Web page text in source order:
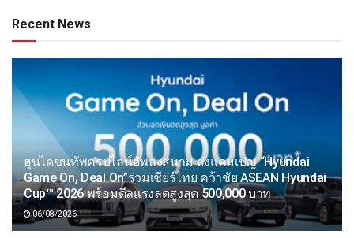
Recent News
ฮุนไดขนทัพครบไลน์อัพลงสนาม ส่งแคมเปญ “Hyundai
Game On, Deal On”ร่วมเชียร์ไทย คว้าชัย ASEAN Hyundai
Cup™ 2026 พร้อมดีลแรงลดสูงสุด 500,000 บาท
06/08/2026